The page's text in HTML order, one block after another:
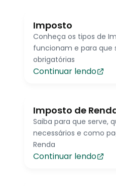
Imposto
Conheça os tipos de
funcionam e para que
obrigatórias
Continuar lendo
Imposto de
Saiba para que serve,
necessários e como
Renda
Continuar lendo